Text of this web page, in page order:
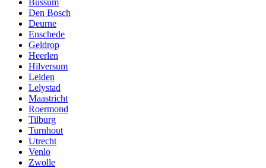
Den Bosch
Deurne
Enschede
Geldrop
Heerlen
Hilversum
Leiden
Lelystad
Maastricht
Roermond
Tilburg
Turnhout
Utrecht
Venlo
Zwolle